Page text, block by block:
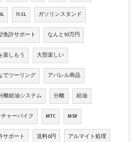
11.5L ガソリンスタンド
免許サポート なんと10万円
楽しもう 大型楽しい
でツーリング アパレル商品
離給油システム 分離 給油
ャーバイク MTC MSR
サポート 送料0円 アルマイト処理